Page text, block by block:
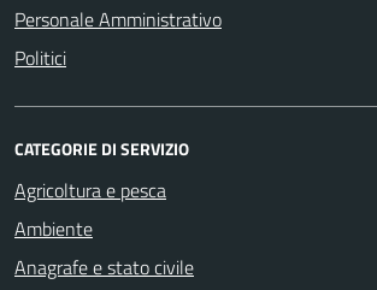
Personale Amministrativo
Politici
CATEGORIE DI SERVIZIO
Agricoltura e pesca
Ambiente
Anagrafe e stato civile